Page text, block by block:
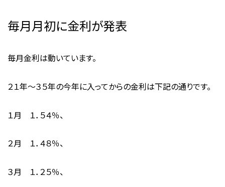
毎月月初に金利が発表
毎月金利は動いています。
２１年～３５年の今年に入ってからの金利は下記の通りです。
１月 １．５４％、
２月 １．４８％、
３月 １．２５％、